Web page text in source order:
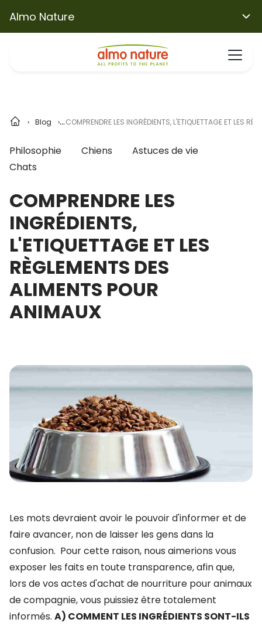
Almo Nature
Blog COMPRENDRE LES INGRÉDIENTS, L'ETIQUETTAGE ET LES
Philosophie Chiens
Astuces de vie
Chats
COMPRENDRE LES
INGRÉDIENTS,
L'ETIQUETTAGE ET LES
RÈGLEMENTS DES
ALIMENTS POUR
ANIMAUX
Les mots devraient avoir le pouvoir d'informer et de
faire avancer, non de laisser les gens dans la
confusion. Pour cette raison, nous aimerions vous
exposer les faits en toute transparence, afin que,
lors de vos actes d'achat de nourriture pour animaux
de compagnie, vous puissiez être totalement
informés. A) COMMENT LES INGRÉDIENTS SONT-ILS